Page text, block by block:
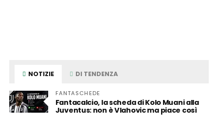
NOTIZIE DI TENDENZA
FANTASCHEDE
Fantacalcio, la scheda di Kolo Muani alla
Juventus: non è Vlahovic ma piace così